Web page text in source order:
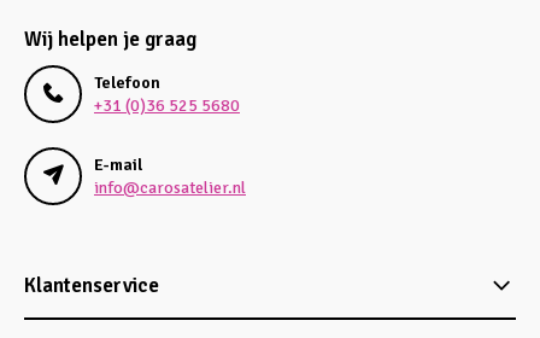
Wij helpen je graag
Telefoon
+31 (0)36 525 5680
E-mail
info@carosatelier.nl
Klantenservice